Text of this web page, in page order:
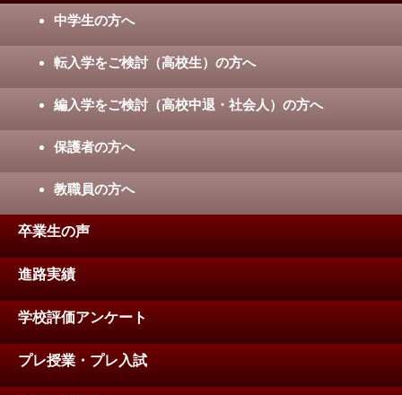
中学生の方へ
転入学をご検討（高校生）の方へ
編入学をご検討（高校中退・社会人）の方へ
保護者の方へ
教職員の方へ
卒業生の声
進路実績
学校評価アンケート
プレ授業・プレ入試